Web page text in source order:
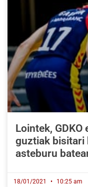
Lointek, GDKO
guztiak bisitari
asteburu
18/01/2021 10:25 am